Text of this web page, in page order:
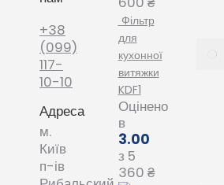
+38
(099)
117-
10-10
Адреса
м.
Київ
п-ів
Фільтр
для
кухонної
витяжки
KDF1
Оцінено
в
3.00
з 5
360 ₴